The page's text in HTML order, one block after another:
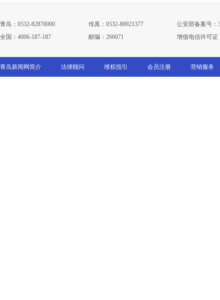
青岛：0532-82870000 传真：0532-80921377
公安部备案号：
全国：4006-187-187
邮编：266071 增值电信许可证
青岛新闻网简介 法律顾问 维权指引 会员注册 营销服务